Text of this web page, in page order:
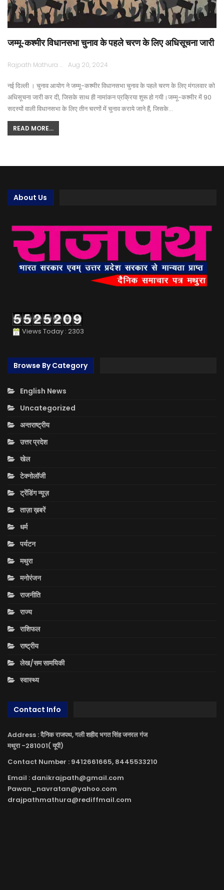
जम्मू-कश्मीर विधानसभा चुनाव के पहले चरण के लिए अधिसूचना जारी
Rajpath Mathura Aug 20, 2024
नई दिल्ली । चुनाव आयोग ने जम्मू-कश्मीर विधानसभा चुनाव के पहले चरण के लिए मंगलवार को
अधिसूचना जारी कर दी, जिसके साथ ही नामांकन प्रक्रिया शुरू हो गयी।जम्मू-कश्मीर में 90
सदस्यों वाली विधानसभा के लिए तीन चरणों में चुनाव कराये जाने हैं, जिसके…
READ MORE...
About Us
Views Today : 2303
Browse By Category
English News
Uncategorized
अन्तराष्ट्रीय
उत्तर प्रदेश
खेल
टेक्नोलॉजी
ट्रेंडिंग न्यूज़
ताज़ा ख़बरें
धर्म
पर्यटन
मथुरा
मनोरंजन
राजनीति
राज्य
राशिफल
राष्ट्रीय
लेख/सम सामयिकी
स्वास्थ्य
Contact Info
Address : दैनिक राजपथ, गली शहीद भगत सिंह जनरल गंज
मथुरा -281001( यूपी)
Contact Number : 9412661665, 8445533210
Email : danikrajpath@gmail.com
Pawan_navratan@yahoo.com
drajpathmathura@rediffmail.com